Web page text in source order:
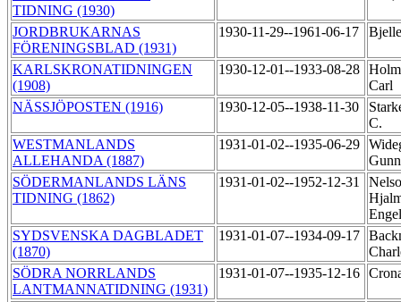
TIDNING (1930)
JORDBRUKARNAS
FÖRENINGSBLAD (1931)
1930-11-29--1961-06-17
KARLSKRONATIDNINGEN
(1908)
1930-12-01--1933-08-28
Carl
NÄSSJÖPOSTEN (1916)
1930-12-05--1938-11-30
C.
WESTMANLANDS
ALLEHANDA (1887)
1931-01-02--1935-06-29
SÖDERMANLANDS LÄNS
TIDNING (1862)
1931-01-02--1952-12-31
SYDSVENSKA DAGBLADET
(1870)
1931-01-07--1934-09-17
SÖDRA NORRLANDS
LANTMANNATIDNING (1931)
1931-01-07--1935-12-16